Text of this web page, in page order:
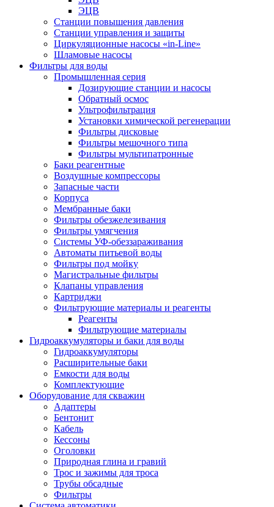
ЭЦВ
Станции повышения давления
Станции управления и защиты
Циркуляционные насосы «in-Line»
Шламовые насосы
Фильтры для воды
Промышленная серия
Дозирующие станции и насосы
Обратный осмос
Ультрофильтрация
Установки химической регенерации
Фильтры дисковые
Фильтры мешочного типа
Фильтры мультипатронные
Баки реагентные
Воздушные компрессоры
Запасные части
Корпуса
Мембранные баки
Фильтры обезжелезивания
Фильтры умягчения
Системы УФ-обеззараживания
Автоматы питьевой воды
Фильтры под мойку
Магистральные фильтры
Клапаны управления
Картриджи
Фильтрующие материалы и реагенты
Реагенты
Фильтрующие материалы
Гидроаккумуляторы и баки для воды
Гидроаккумуляторы
Расширительные баки
Емкости для воды
Комплектующие
Оборудование для скважин
Адаптеры
Бентонит
Кабель
Кессоны
Оголовки
Природная глина и гравий
Трос и зажимы для троса
Трубы обсадные
Фильтры